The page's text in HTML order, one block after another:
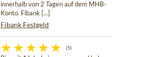
innerhalb von 2 Tagen auf dem MHB-
Konto. Fibank [...]
Fibank Festgeld
(5)